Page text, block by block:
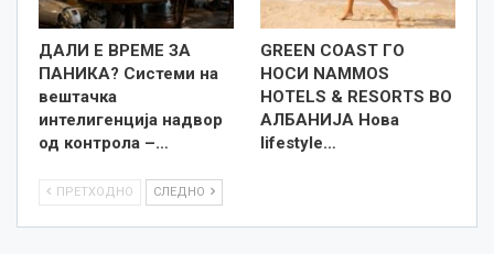
ДАЛИ Е ВРЕМЕ ЗА
ПАНИКА? Системи на
вештачка
интелигенција надвор
од контрола –…
GREEN COAST ГО
НОСИ NAMMOS
HOTELS & RESORTS ВО
АЛБАНИЈА Нова
lifestyle…
ПРЕТХОДНО СЛЕДНО